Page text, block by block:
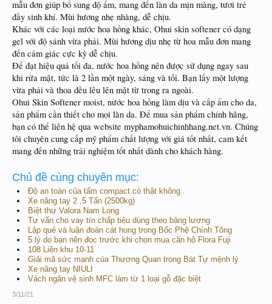
mẫu đơn giúp bổ sung độ ẩm, mang đến làn da mịn màng, tươi trẻ
đầy sinh khí. Mùi hương nhẹ nhàng, dễ chịu.
Khác với các loại nước hoa hồng khác, Ohui skin softener có dạng
gel với độ sánh vừa phải. Mùi hương dịu nhẹ từ hoa mẫu đơn mang
đến cảm giác cực kỳ dễ chịu.
Để đạt hiệu quả tối đa, nước hoa hồng nên được sử dụng ngay sau
khi rửa mặt, tức là 2 lần một ngày, sáng và tối. Bạn lấy một lượng
vừa phải và thoa đều lêu lên mặt từ trong ra ngoài.
Ohui Skin Softener moist, nước hoa hồng làm dịu và cấp ẩm cho da,
sản phẩm cần thiết cho mọi làn da. Để mua sản phẩm chính hãng,
bạn có thể liên hệ qua website myphamohuichinhhang.net.vn. Chúng
tôi chuyên cung cấp mỹ phẩm chất lượng với giá tốt nhất, cam kết
mang đến những trải nghiệm tốt nhất dành cho khách hàng.
Chủ đề cùng chuyên mục:
Độ an toàn của tấm compact có thật không
Xe nâng tay 2 ,5 Tấn (2500kg)
Biệt thự Valora Nam Long
Tư vấn cho vay tín chấp tiêu dùng theo bảng lương
Lập quẻ và luận đoán cát hung trong Bốc Phệ Chính Tông
5 lý do bạn nên đọc trước khi chọn mua căn hộ Flora Fuji
108 Liên khu 10-11
Giải mã sức mạnh của Thương Quan trong Bát Tự mệnh lý
Xe nâng tay NIULI
Vách ngăn vệ sinh MFC làm từ 1 loại gỗ đặc biệt
3/11/21